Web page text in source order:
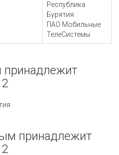
Республика
Бурятия
ПАО Мобильные
ТелеСистемы
принадлежит
принадлежит